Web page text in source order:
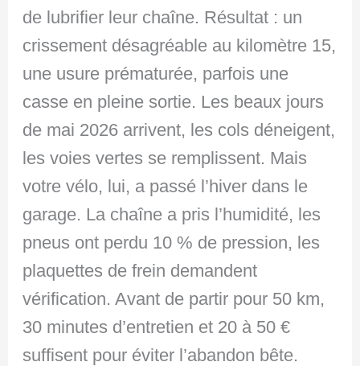
de lubrifier leur chaîne. Résultat : un
crissement désagréable au kilomètre 15,
une usure prématurée, parfois une
casse en pleine sortie. Les beaux jours
de mai 2026 arrivent, les cols déneigent,
les voies vertes se remplissent. Mais
votre vélo, lui, a passé l’hiver dans le
garage. La chaîne a pris l’humidité, les
pneus ont perdu 10 % de pression, les
plaquettes de frein demandent
vérification. Avant de partir pour 50 km,
30 minutes d’entretien et 20 à 50 €
suffisent pour éviter l’abandon bête.